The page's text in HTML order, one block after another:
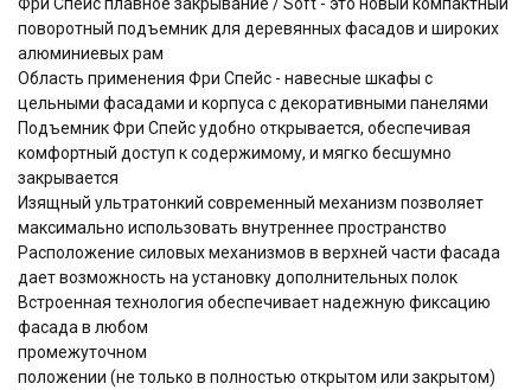
поворотный подъемник для деревянных фасадов и широких
алюминиевых рам
Область применения Фри Спейс - навесные шкафы с
цельными фасадами и корпуса с декоративными панелями
Подъемник Фри Спейс удобно открывается, обеспечивая
комфортный доступ к содержимому, и мягко бесшумно
закрывается
Изящный ультратонкий cовременный механизм позволяет
максимально использовать внутреннее пространство
Расположение силовых механизмов в верхней части фасада
дает возможность на установку дополнительных полок
Встроенная технология обеспечивает надежную фиксацию
фасада в любом
промежуточном
положении (не только в полностью открытом или закрытом)